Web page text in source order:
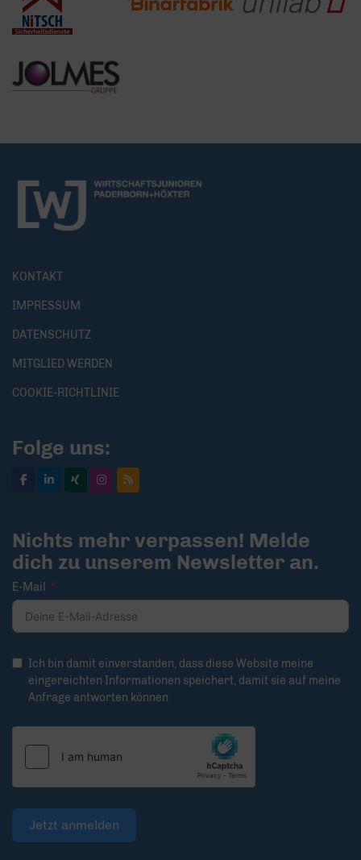
KONTAKT
IMPRESSUM
DATENSCHUTZ
MITGLIED WERDEN
COOKIE-RICHTLINIE
Folge uns:
Nichts mehr verpassen! Melde
dich zu unserem Newsletter an.
E-Mail
Ich bin damit einverstanden, dass diese Website meine
eingereichten Informationen speichert, damit sie auf meine
Anfrage antworten können
Jetzt anmelden